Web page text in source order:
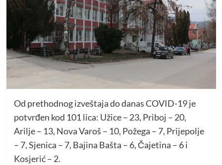
Od prethodnog izveštaja do danas COVID-19 je
potvrđen kod 101 lica: Užice – 23, Priboj – 20,
Arilje – 13, Nova Varoš – 10, Požega – 7, Prijepolje
– 7, Sjenica – 7, Bajina Bašta – 6, Čajetina – 6 i
Kosjerić – 2.